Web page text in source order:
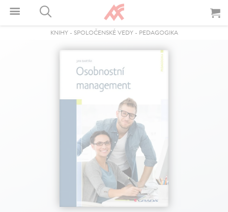
KNIHY- SPOLOČENSKÉ VEDY- PEDAGOGIKA